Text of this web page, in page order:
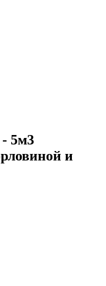
5м3
и